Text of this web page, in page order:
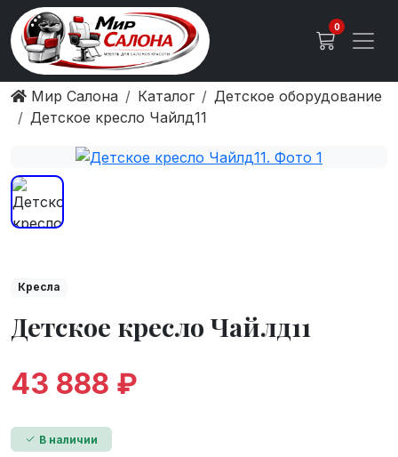
0
Мир Салона Каталог
Детское оборудование
Детское кресло Чайлд11
Кресла
Детское кресло Чайлд11
43 888 ₽
В наличии